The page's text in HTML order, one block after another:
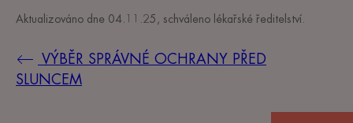
Aktualizováno dne 04.11.25 , schváleno lékařské ředitelství
VÝBĚR SPRÁVNÉ OCHRANY PŘED
SLUNCEM